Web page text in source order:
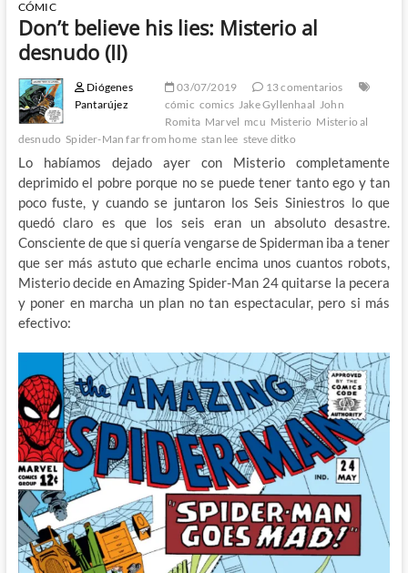
CÓMIC
Don’t believe his lies: Misterio al
desnudo (II)
Diógenes
Pantarújez
03/07/2019
13 comentarios
cómic comics Jake Gyllenhaal John
Romita Marvel mcu Misterio Misterio al
desnudo Spider-Man far from home stan lee steve ditko
Lo habíamos dejado ayer con Misterio completamente
deprimido el pobre porque no se puede tener tanto ego y tan
poco fuste, y cuando se juntaron los Seis Siniestros lo que
quedó claro es que los seis eran un absoluto desastre.
Consciente de que si quería vengarse de Spiderman iba a tener
que ser más astuto que echarle encima unos cuantos robots,
Misterio decide en Amazing Spider-Man 24 quitarse la pecera
y poner en marcha un plan no tan espectacular, pero si más
efectivo: